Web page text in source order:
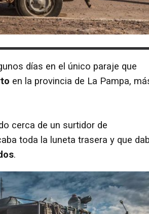
días en el único paraje que
en la provincia de La Pampa,
cerca de un surtidor de
toda la luneta trasera y que
.